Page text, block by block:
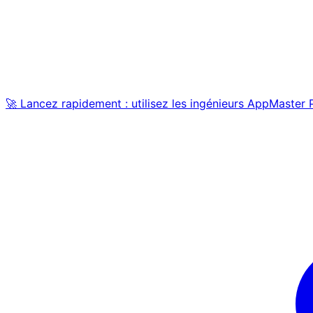
🚀 Lancez rapidement : utilisez les ingénieurs AppMaster